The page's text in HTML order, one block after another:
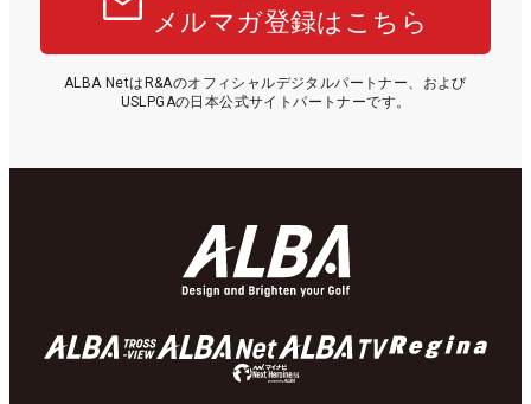
メルマガ登録はこちら
ALBA NetはR&Aのオフィシャルデジタルパートナー、および
USLPGAの日本公式サイトパートナーです。